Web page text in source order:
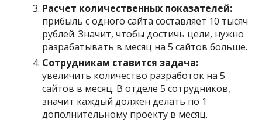
Расчет количественных показателей:
прибыль с одного сайта составляет 10 тысяч
рублей. Значит, чтобы достичь цели, нужно
разрабатывать в месяц на 5 сайтов больше.
Сотрудникам ставится задача:
увеличить количество разработок на 5
сайтов в месяц. В отделе 5 сотрудников,
значит каждый должен делать по 1
дополнительному проекту в месяц.